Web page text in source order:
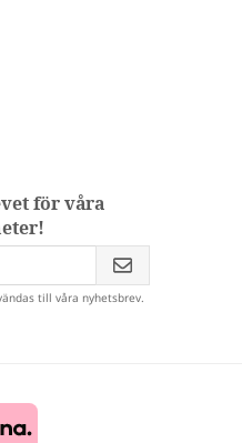
för våra
till våra nyhetsbrev.